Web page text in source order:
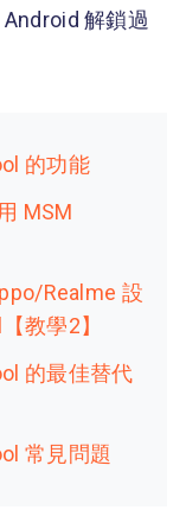
解鎖過
的功能
MSM
Realme 設
教學2】
的最佳替代
常見問題